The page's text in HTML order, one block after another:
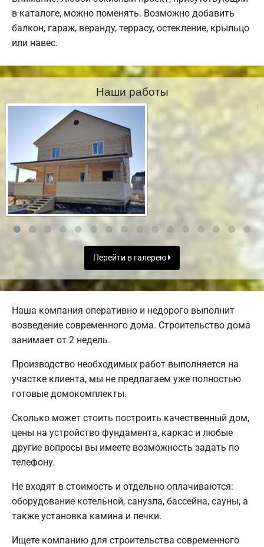
в каталоге, можно поменять. Возможно добавить
балкон, гараж, веранду, террасу, остекление, крыльцо
или навес.
Наши работы
Перейти в галерею
Наша компания оперативно и недорого выполнит
возведение современного дома. Строительство дома
занимает от 2 недель.
Производство необходимых работ выполняется на
участке клиента, мы не предлагаем уже полностью
готовые домокомплекты.
Сколько может стоить построить качественный дом,
цены на устройство фундамента, каркас и любые
другие вопросы вы имеете возможность задать по
телефону.
Не входят в стоимость и отдельно оплачиваются:
оборудование котельной, санузла, бассейна, сауны, а
также установка камина и печки.
Ищете компанию для строительства современного